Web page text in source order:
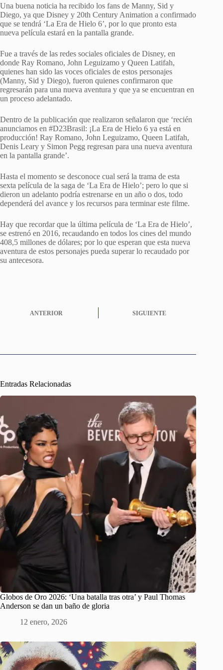
Una buena noticia ha recibido los fans de Manny, Sid y
Diego, ya que Disney y 20th Century Animation a confirmado
que se tendrá ‘La Era de Hielo 6’, por lo que pronto esta
nueva película estará en la pantalla grande.
Fue a través de las redes sociales oficiales de Disney, en
donde Ray Romano, John Leguizamo y Queen Latifah,
quienes han sido las voces oficiales de estos personajes
(Manny, Sid y Diego), fueron quienes confirmaron que
regresarán para una nueva aventura y que ya se encuentran en
un proceso adelantado.
Dentro de la publicación que realizaron señalaron que ‘recién
anunciamos en #D23Brasil: ¡La Era de Hielo 6 ya está en
producción! Ray Romano, John Leguizamo, Queen Latifah,
Denis Leary y Simon Pegg regresan para una nueva aventura
en la pantalla grande’.
Hasta el momento se desconoce cual será la trama de esta
sexta película de la saga de ‘La Era de Hielo’; pero lo que si
dieron un adelanto podría estrenarse en un año o dos, todo
dependerá del avance y los recursos para terminar este filme.
Hay que recordar que la última película de ‘La Era de Hielo’,
se estrenó en 2016, recaudando en todos los cines del mundo
408,5 millones de dólares; por lo que esperan que esta nueva
aventura de estos personajes pueda superar lo recaudado por
su antecesora.
ANTERIOR SIGUIENTE
Entradas Relacionadas
Globos de Oro 2026: ‘Una batalla tras otra’ y Paul Thomas
Anderson se dan un baño de gloria
12 enero, 2026